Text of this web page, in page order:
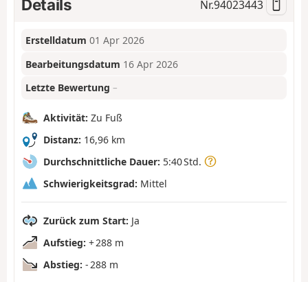
Details Nr.94023443
Erstelldatum 01 Apr 2026
Bearbeitungsdatum 16 Apr 2026
Letzte Bewertung –
Aktivität: Zu Fuß
Distanz: 16,96 km
Durchschnittliche Dauer: 5:40 Std.
Schwierigkeitsgrad: Mittel
Zurück zum Start: Ja
Aufstieg: + 288 m
Abstieg: - 288 m